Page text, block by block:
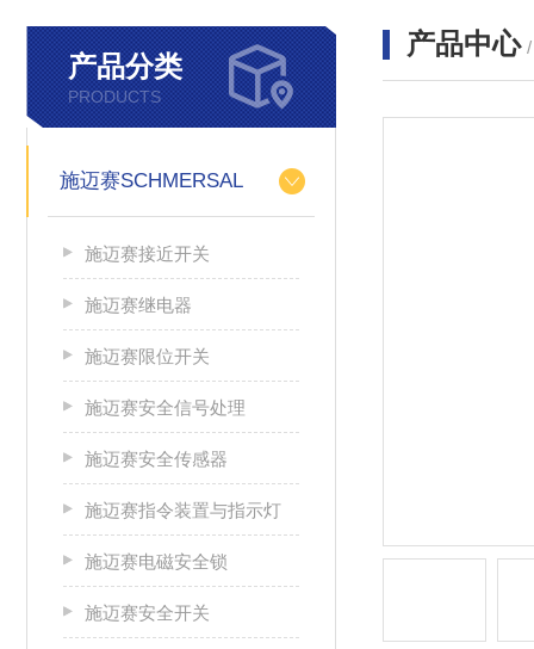
产品分类
PRODUCTS
施迈赛SCHMERSAL
施迈赛接近开关
施迈赛继电器
施迈赛限位开关
施迈赛安全信号处理
施迈赛安全传感器
施迈赛指令装置与指示灯
施迈赛电磁安全锁
施迈赛安全开关
产品中心